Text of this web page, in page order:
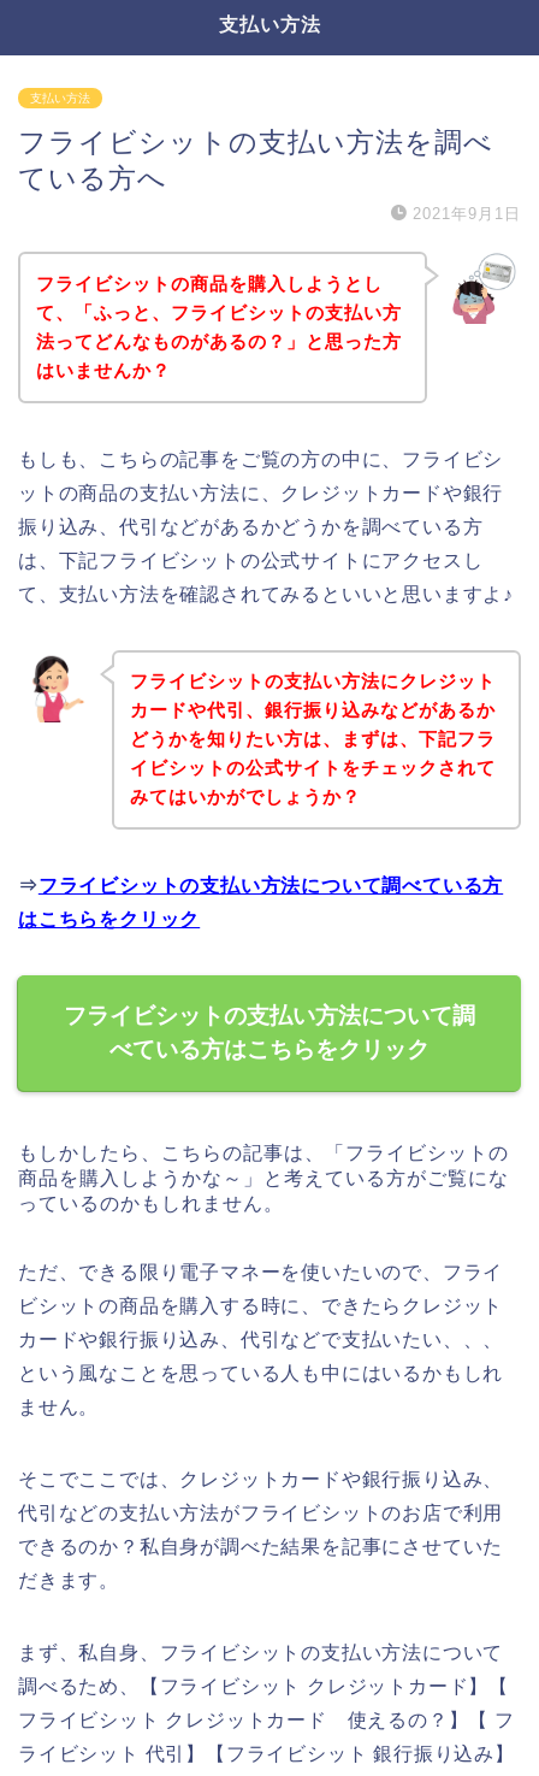
支払い方法
支払い方法
フライビシットの支払い方法を調べ
ている方へ
2021年9月1日
フライビシットの商品を購入しようとし
て、「ふっと、フライビシットの支払い方
法ってどんなものがあるの？」と思った方
はいませんか？
もしも、こちらの記事をご覧の方の中に、フライビシ
ットの商品の支払い方法に、クレジットカードや銀行
振り込み、代引などがあるかどうかを調べている方
は、下記フライビシットの公式サイトにアクセスし
て、支払い方法を確認されてみるといいと思いますよ♪
フライビシットの支払い方法にクレジット
カードや代引、銀行振り込みなどがあるか
どうかを知りたい方は、まずは、下記フラ
イビシットの公式サイトをチェックされて
みてはいかがでしょうか？
⇒フライビシットの支払い方法について調べている方
はこちらをクリック
フライビシットの支払い方法について調
べている方はこちらをクリック
もしかしたら、こちらの記事は、「フライビシットの
商品を購入しようかな～」と考えている方がご覧にな
っているのかもしれません。
ただ、できる限り電子マネーを使いたいので、フライ
ビシットの商品を購入する時に、できたらクレジット
カードや銀行振り込み、代引などで支払いたい、、、
という風なことを思っている人も中にはいるかもしれ
ません。
そこでここでは、クレジットカードや銀行振り込み、
代引などの支払い方法がフライビシットのお店で利用
できるのか？私自身が調べた結果を記事にさせていた
だきます。
まず、私自身、フライビシットの支払い方法について
調べるため、【フライビシット クレジットカード】【
フライビシット クレジットカード 使えるの？】【 フ
ライビシット 代引】【フライビシット 銀行振り込み】